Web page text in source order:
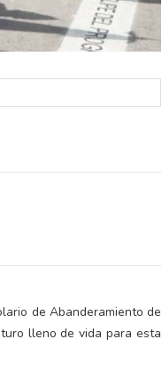
de Abanderamiento de
lleno de vida para esta